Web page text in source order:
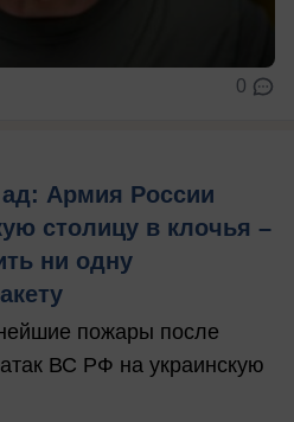
0
Армия России
столицу в клочья –
ни одну
пожары после
ВС РФ на украинскую